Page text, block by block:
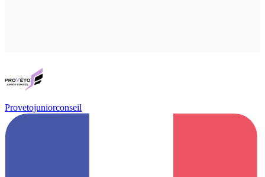
Provetojuniorconseil